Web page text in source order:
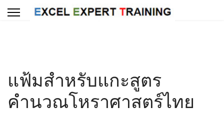
แฟ้มสำหรับแกะสูตร
คำนวณโหราศาสตร์ไทย